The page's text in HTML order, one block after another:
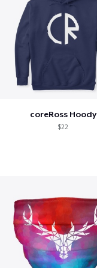
coreRoss Hoody
$22